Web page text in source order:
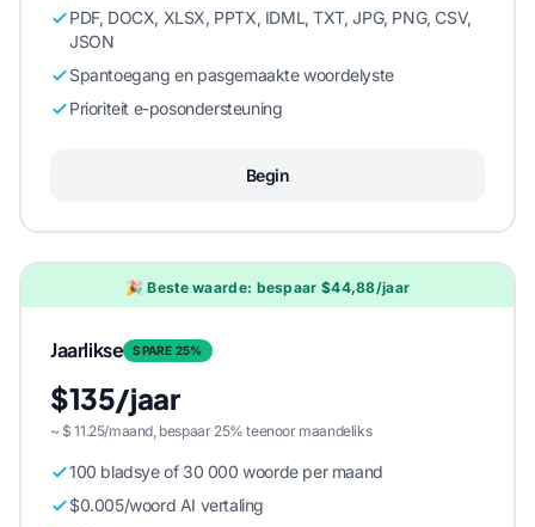
PDF, DOCX, XLSX, PPTX, IDML, TXT, JPG, PNG, CSV,
JSON
Spantoegang en pasgemaakte woordelyste
Prioriteit e-posondersteuning
Begin
🎉 Beste waarde: bespaar $44,88/jaar
Jaarlikse SPARE 25%
$135/jaar
~ $ 11.25/maand, bespaar 25% teenoor maandeliks
100 bladsye of 30 000 woorde per maand
$0.005/woord AI vertaling